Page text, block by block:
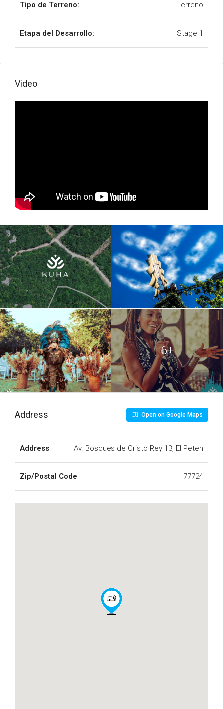
Tipo de Terreno: Terreno
Etapa del Desarrollo: Stage 1
Video
6+
Address Open on Google Maps
Address Av. Bosques de Cristo Rey 13, El Peten
Zip/Postal Code 77724